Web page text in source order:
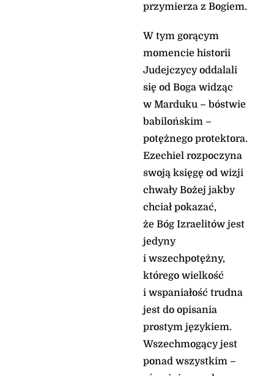
przymierza z Bogiem.
W tym gorącym
momencie historii
Judejczycy oddalali
się od Boga widząc
w Marduku – bóstwie
babilońskim –
potężnego protektora.
Ezechiel rozpoczyna
swoją księgę od wizji
chwały Bożej jakby
chciał pokazać,
że Bóg Izraelitów jest
jedyny
i wszechpotężny,
którego wielkość
i wspaniałość trudna
jest do opisania
prostym językiem.
Wszechmogący jest
ponad wszystkim –